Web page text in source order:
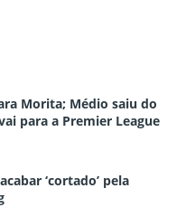
Morita; Médio saiu do
para a Premier League
‘cortado’ pela